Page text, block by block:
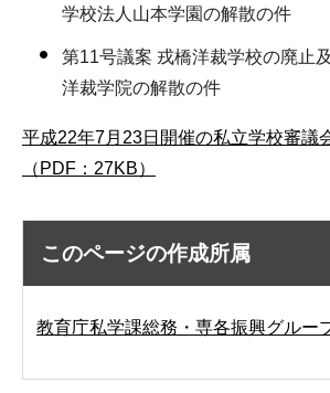
学校法人山本学園の解散の件
第11号議案 戎橋洋裁学校の廃止
洋裁学院の解散の件
平成22年7月23日開催の私立学校審議
（PDF：27KB）
このページの作成所属
教育庁私学課総務・専各振興グルー